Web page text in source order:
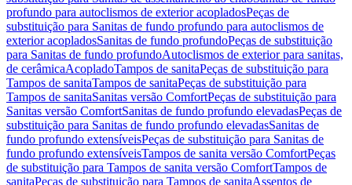
profundo para autoclismos de exterior acopladosPeças de
substituição para Sanitas de fundo profundo para autoclismos de
exterior acopladosSanitas de fundo profundoPeças de substituição
para Sanitas de fundo profundoAutoclismos de exterior para sanitas,
de cerâmicaAcopladoTampos de sanitaPeças de substituição para
Tampos de sanitaTampos de sanitaPeças de substituição para
Tampos de sanitaSanitas versão ComfortPeças de substituição para
Sanitas versão ComfortSanitas de fundo profundo elevadasPeças de
substituição para Sanitas de fundo profundo elevadasSanitas de
fundo profundo extensíveisPeças de substituição para Sanitas de
fundo profundo extensíveisTampos de sanita versão ComfortPeças
de substituição para Tampos de sanita versão ComfortTampos de
sanitaPeças de substituição para Tampos de sanitaAssentos de